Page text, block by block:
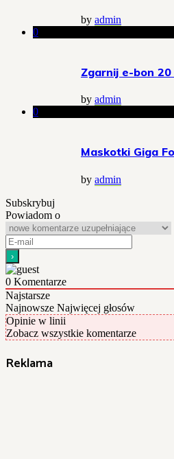
by admin
0
Zgarnij e-bon
by admin
0
Maskotki Giga
by admin
Subskrybuj
Powiadom o
0 Komentarze
Najstarsze
Najnowsze Najwięcej głosów
Opinie w linii
Zobacz wszystkie komentarze
Reklama